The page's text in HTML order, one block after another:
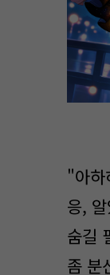
"아
응,
숨길
좀 분